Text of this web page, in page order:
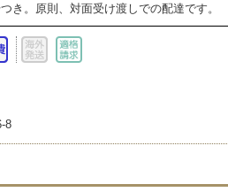
き。原則、対面受け渡しでの配達です。
8